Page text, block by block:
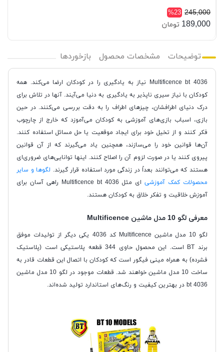
245,000
%23
189,000 تومان
توضیحات مشخصات محصول بازخوردها
Multificence bt 4036 نیاز به یادگیری را در کودکان ارضا می‌کند. همه
کودکان با نیاز سیری ناپذیر به یادگیری به دنیا می‌آیند. آنها در تلاش برای
درک دنیای اطرافشان، چیزهای اطراف را به دقت بررسی می‌کنند. در حین
بازی، اسباب بازی‌های آموزشی به کودکان می‌آموزد که خارج از چارچوب
فکر کنند و از تخیل خود برای ایجاد موقعیت یا حل مسائل استفاده کنند.
آن‌ها قوانین خود را می‌سازند، همچنین یاد می‌گیرند که از آن قوانین
پیروی کنند یا در صورت لزوم آن را اصلاح کنند. اینها توانایی‌های ضروری‌ای
هستند که می‌توانند بعداً در زندگی مورد استفاده قرار گیرند. لگوها و سایر
محصولات کمک آموزشی
ای مثل Multificence bt 4036 راهی آسان برای
آموزش خلاقیت و تفکر خلاق به کودکان هستند.
معرفی لگو 10 مدل ماشین Multificence
لگو 10 مدل ماشین Multificence کد 4036 یکی دیگر از تولیدات موفق
برند BT است. این محصول حاوی 344 قطعه پلاستیکی است (پلاستیک
فشرده) به همراه مینی فیگور است که کودکان با اتصال این قطعات قادر به
ساخت 10 مدل ماشین خواهند شد. قطعات موجود در لگو 10 مدل ماشین
4036 bt در بهترین کیفیت و رنگ‌های استاندارد تولید شده‌اند.